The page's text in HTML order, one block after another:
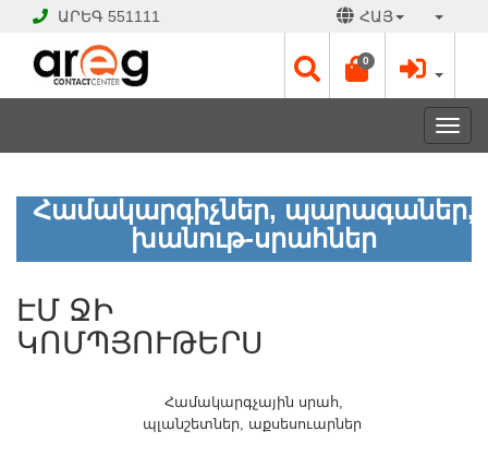
ԱՐԵԳ 551111 ՀԱՅ
0
ԷՄ
ՋԻ
ԿՈՄՊՅՈՒԹԵՐՍ
ԲԱՑ
Է
Աշխատանքային
Համակարգիչներ, պարագաներ,
խանութ-սրահներ
ԷՄ ՋԻ
ԿՈՄՊՅՈՒԹԵՐՍ
Համակարգչային սրահ,
պլանշետներ, աքսեսուարներ